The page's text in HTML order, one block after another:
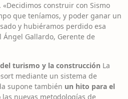
construir con Sismo
que teníamos, y poder ganar un
y hubiéramos perdido esa
Gallardo, Gerente de
turismo y la construcción La
mediante un sistema de
supone también un hito para el
nuevas metodologías de